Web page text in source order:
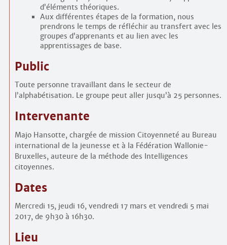
d’éléments théoriques.
Aux différentes étapes de la formation, nous
prendrons le temps de réfléchir au transfert avec les
groupes d’apprenants et au lien avec les
apprentissages de base.
Public
Toute personne travaillant dans le secteur de
l’alphabétisation. Le groupe peut aller jusqu’à 25 personnes.
Intervenante
Majo Hansotte, chargée de mission Citoyenneté au Bureau
international de la jeunesse et à la Fédération Wallonie-
Bruxelles, auteure de la méthode des Intelligences
citoyennes.
Dates
Mercredi 15, jeudi 16, vendredi 17 mars et vendredi 5 mai
2017, de 9h30 à 16h30.
Lieu